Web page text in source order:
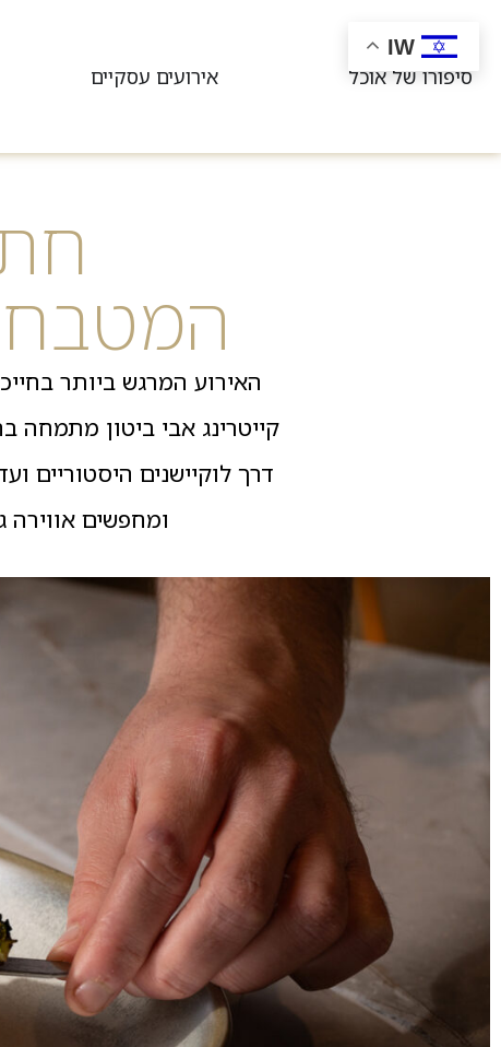
סיפורו של אוכל אירועים עסקיים
המטבח
האירוע המרגש ביותר
קייטרינג אבי ביטון
דרך לוקיישנים היסטוריים
ומחפשים
IW